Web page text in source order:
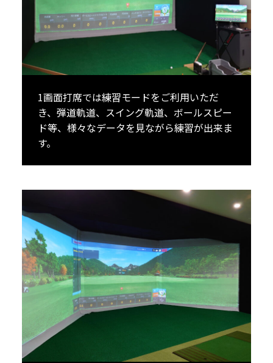
1画面打席では練習モードをご利用いただ
き、弾道軌道、スイング軌道、ボールスピー
ド等、様々なデータを見ながら練習が出来ま
す。